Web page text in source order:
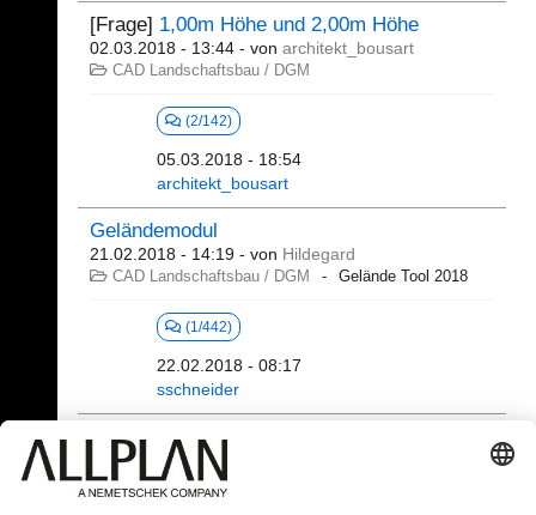
[Frage] 1,00m Höhe und 2,00m Höhe
02.03.2018 - 13:44 - von architekt_bousart
CAD Landschaftsbau / DGM
(2/142)
05.03.2018 - 18:54
architekt_bousart
Geländemodul
21.02.2018 - 14:19 - von Hildegard
CAD Landschaftsbau / DGM Gelände Tool 2018
(1/442)
22.02.2018 - 08:17
sschneider
141 - 160 (254)
⇤ «